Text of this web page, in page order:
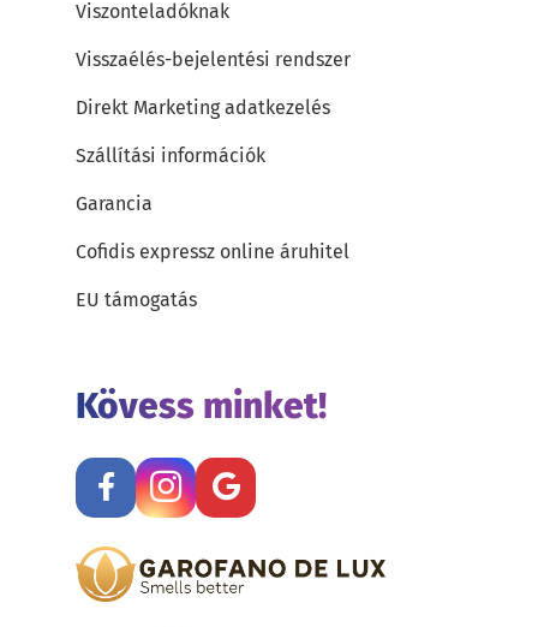
Viszonteladóknak
Visszaélés-bejelentési rendszer
Direkt Marketing adatkezelés
Szállítási információk
Garancia
Cofidis expressz online áruhitel
EU támogatás
Kövess minket!